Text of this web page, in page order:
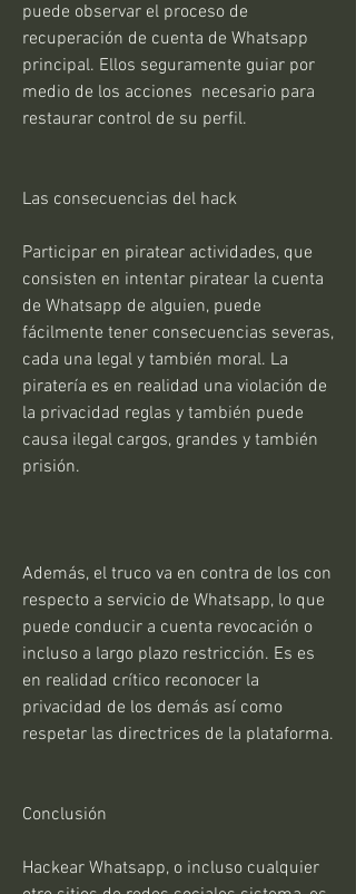
puede observar el proceso de
recuperación de cuenta de Whatsapp
principal. Ellos seguramente guiar por
medio de los acciones  necesario para
restaurar control de su perfil.
Las consecuencias del hack
Participar en piratear actividades, que
consisten en intentar piratear la cuenta
de Whatsapp de alguien, puede
fácilmente tener consecuencias severas,
cada una legal y también moral. La
piratería es en realidad una violación de
la privacidad reglas y también puede
causa ilegal cargos, grandes y también
prisión.
Además, el truco va en contra de los con
respecto a servicio de Whatsapp, lo que
puede conducir a cuenta revocación o
incluso a largo plazo restricción. Es es
en realidad crítico reconocer la
privacidad de los demás así como
respetar las directrices de la plataforma.
Conclusión
Hackear Whatsapp, o incluso cualquier